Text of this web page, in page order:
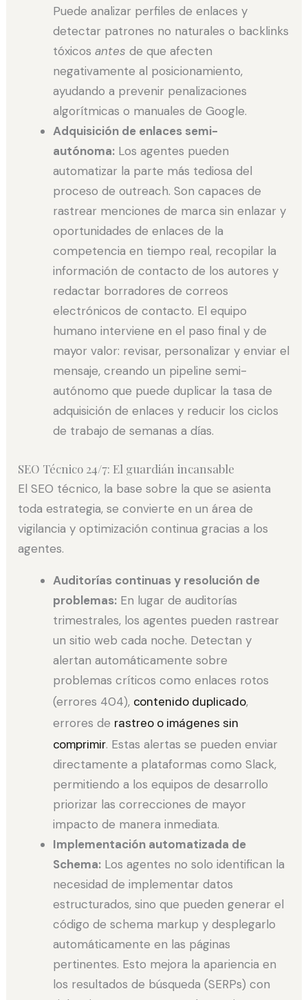
Puede analizar perfiles de enlaces y
detectar patrones no naturales o backlinks
tóxicosantes de que afecten
negativamente al posicionamiento,
ayudando a prevenir penalizaciones
algorítmicas o manuales de Google.
Adquisición de enlaces semi-
autónoma: Los agentes pueden
automatizar la parte más tediosa del
proceso de outreach. Son capaces de
rastrear menciones de marca sin enlazar y
oportunidades de enlaces de la
competencia en tiempo real, recopilar la
información de contacto de los autores y
redactar borradores de correos
electrónicos de contacto. El equipo
humano interviene en el paso final y de
mayor valor: revisar, personalizar y enviar el
mensaje, creando un pipeline semi-
autónomo que puede duplicar la tasa de
adquisición de enlaces y reducir los ciclos
de trabajo de semanas a días.
SEO Técnico 24/7: El guardián incansable
El SEO técnico, la base sobre la que se asienta
toda estrategia, se convierte en un área de
vigilancia y optimización continua gracias a los
agentes.
Auditorías continuas y resolución de
problemas: En lugar de auditorías
trimestrales, los agentes pueden rastrear
un sitio web cada noche. Detectan y
alertan automáticamente sobre
problemas críticos como enlaces rotos
(errores 404), contenido duplicado,
errores de rastreo o imágenes sin
comprimir. Estas alertas se pueden enviar
directamente a plataformas como Slack,
permitiendo a los equipos de desarrollo
priorizar las correcciones de mayor
impacto de manera inmediata.
Implementación automatizada de
Schema: Los agentes no solo identifican la
necesidad de implementar datos
estructurados, sino que pueden generar el
código de schema markup y desplegarlo
automáticamente en las páginas
pertinentes. Esto mejora la apariencia en
los resultados de búsqueda (SERPs) con